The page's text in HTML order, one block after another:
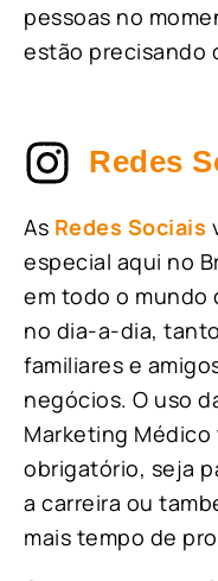
pessoas no
estão precisando
Redes
As Redes Sociais
especial aqui no
em todo o mundo
no dia-a-dia,
familiares e
negócios. O uso
Marketing
obrigatório, seja
a carreira ou
mais tempo de